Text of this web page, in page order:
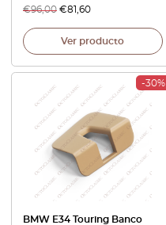
€96,00 €81,60
Ver producto
-30%
BMW E34 Touring Banco